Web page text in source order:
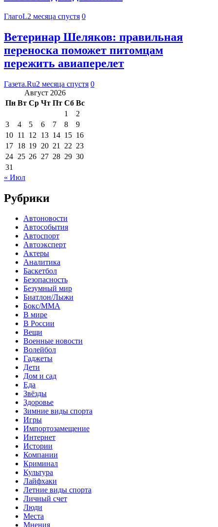
ГлагоL2 месяца спустя 0
Ветеринар Шеляков: правильная
переноска поможет питомцам
пережить авиаперелет
Газета.Ru2 месяца спустя 0
Август 2026
Пн Вт Ср Чт Пт Сб Вс
1
2
3
4 5 6 7 8
9
10 11 12 13 14 15 16
17 18 19 20 21 22 23
24 25 26 27 28 29 30
31
« Июл
Рубрики
Автоновости
Автособытия
Автоспорт
Автоэксперт
Актеры
Аналитика
Баскетбол
Безопасность
Безумный мир
Биатлон/Лыжи
Бокс/MMA
В мире
В России
Вещи
Военные новости
Волейбол
Гаджеты
Дети
Дом и сад
Еда
Звёзды
Здоровье
Зимние виды спорта
Игры
Импортозамещение
Интернет
Истории
Компании
Криминал
Культура
Лайфхаки
Летние виды спорта
Личный счет
Люди
Места
Мнения